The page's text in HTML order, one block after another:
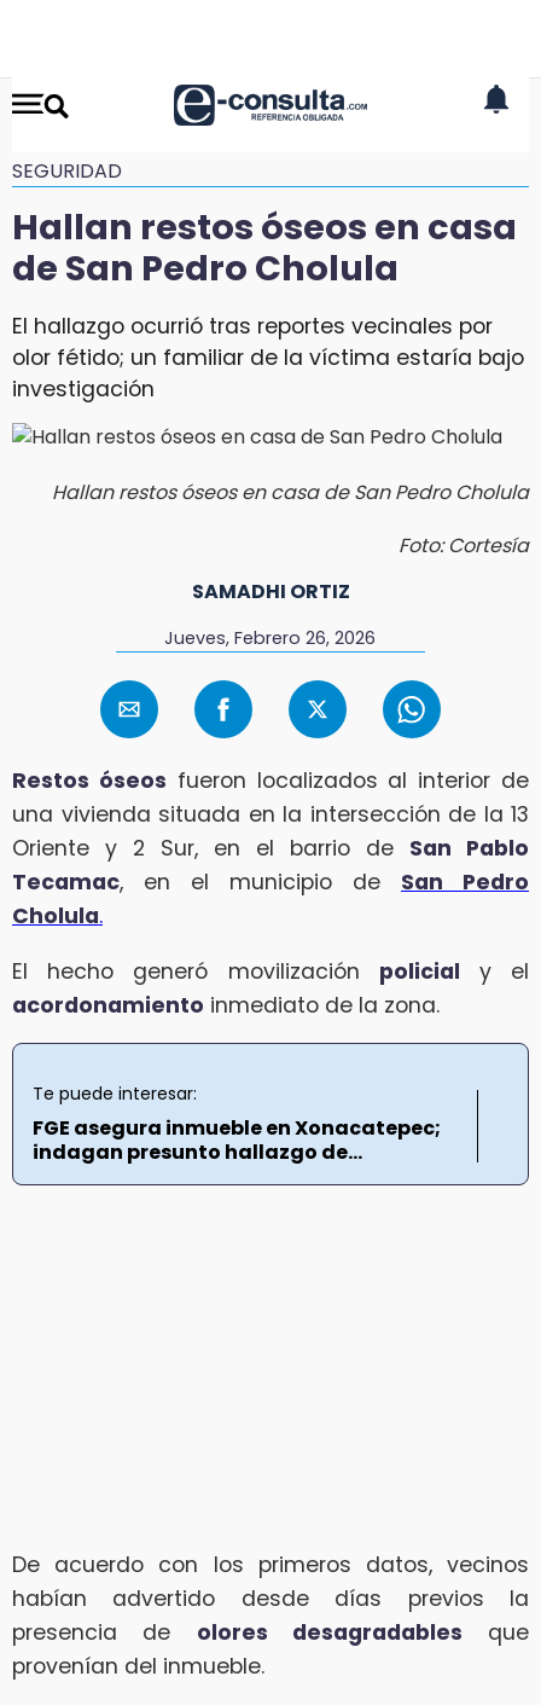
SEGURIDAD
Hallan restos óseos en casa
de San Pedro Cholula
El hallazgo ocurrió tras reportes vecinales por
olor fétido; un familiar de la víctima estaría bajo
investigación
Hallan restos óseos en casa de San Pedro Cholula
Foto: Cortesía
SAMADHI ORTIZ
Jueves, Febrero 26, 2026
Restos óseos fueron localizados al interior de
una vivienda situada en la intersección de la 13
Oriente y 2 Sur, en el barrio de San Pablo
Tecamac, en el municipio de San Pedro
Cholula.
El hecho generó movilización policial y el
acordonamiento inmediato de la zona.
Te puede interesar:
FGE asegura inmueble en Xonacatepec;
indagan presunto hallazgo de...
De acuerdo con los primeros datos, vecinos
habían advertido desde días previos la
presencia de olores desagradables que
provenían del inmueble.